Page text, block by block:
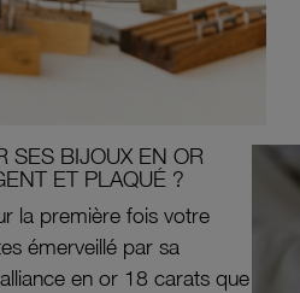
SES BIJOUX EN OR
ET PLAQUÉ ?
la première fois votre
émerveillé par sa
en or 18 carats que